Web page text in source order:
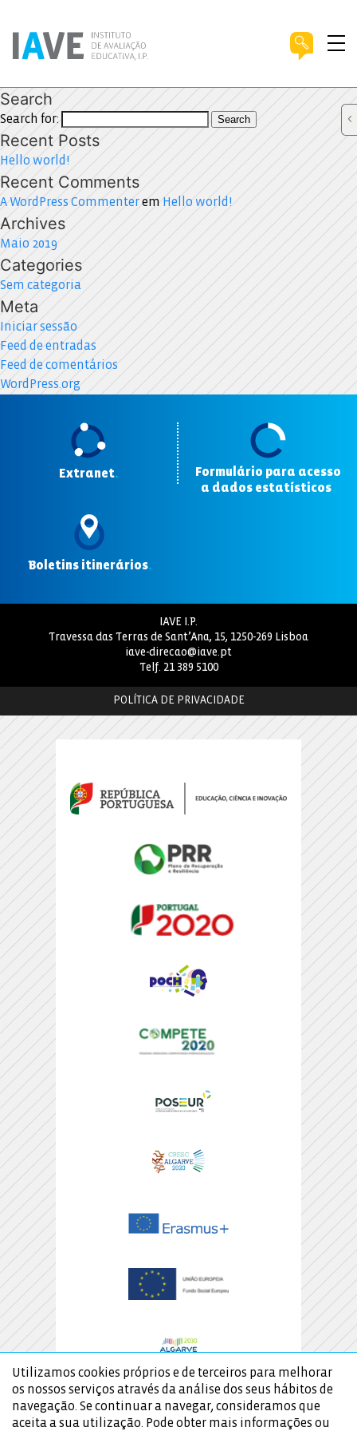
Search
Search for: Search
Recent Posts
Hello world!
Recent Comments
A WordPress Commenterem Hello world!
Archives
Maio 2019
Categories
Sem categoria
Meta
Iniciar sessão
Feed de entradas
Feed de comentários
WordPress.org
Extranet.
Formulário para acesso
a dados estatísticos
Boletins itinerários.
IAVE I.P.
Travessa das Terras de Sant’Ana, 15, 1250-269 Lisboa
iave-direcao@iave.pt
Telf. 21 389 5100
POLÍTICA DE PRIVACIDADE
Utilizamos cookies próprios e de terceiros para melhorar
os nossos serviços através da análise dos seus hábitos de
navegação. Se continuar a navegar, consideramos que
aceita a sua utilização. Pode obter mais informações ou